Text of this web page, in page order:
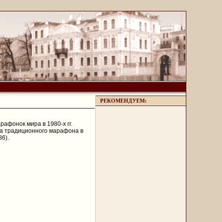
мира в 1980-х гг.
традиционного марафона в
РЕКОМЕНДУЕМ: